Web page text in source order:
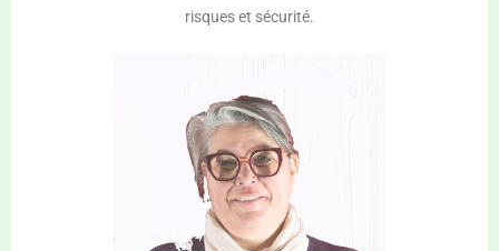
risques et sécurité.